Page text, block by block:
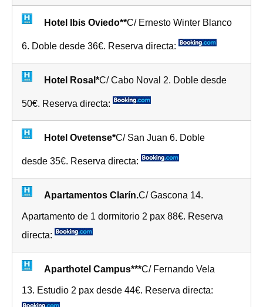
Hotel Ibis Oviedo**C/ Ernesto Winter Blanco
6. Doble desde 36€. Reserva directa:
Hotel Rosal*C/ Cabo Noval 2. Doble desde
50€. Reserva directa:
Hotel Ovetense*C/ San Juan 6. Doble
desde 35€. Reserva directa:
Apartamentos Clarín.C/ Gascona 14.
Apartamento de 1 dormitorio 2 pax 88€. Reserva
directa:
Aparthotel Campus***C/ Fernando Vela
13. Estudio 2 pax desde 44€. Reserva directa: